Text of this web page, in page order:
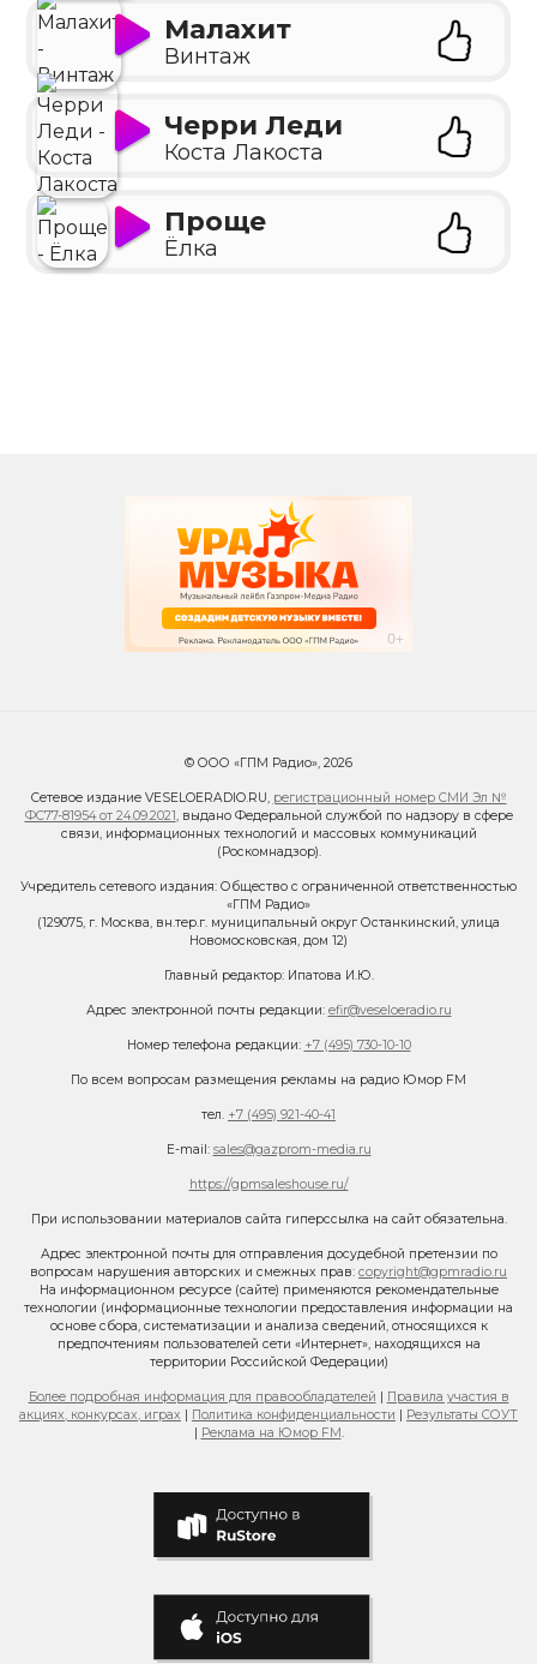
Малахит
Винтаж
Черри Леди
Коста Лакоста
Проще
Ёлка
© ООО «ГПМ Радио», 2026
Сетевое издание VESELOERADIO.RU, регистрационный номер СМИ Эл №
ФС77-81954 от 24.09.2021, выдано Федеральной службой по надзору в сфере
связи, информационных технологий и массовых коммуникаций
(Роскомнадзор).
Учредитель сетевого издания: Общество с ограниченной ответственностью
«ГПМ Радио»
(129075, г. Москва, вн.тер.г. муниципальный округ Останкинский, улица
Новомосковская, дом 12)
Главный редактор: Ипатова И.Ю.
Адрес электронной почты редакции: efir@veseloeradio.ru
Номер телефона редакции: +7 (495) 730-10-10
По всем вопросам размещения рекламы на радио Юмор FM
тел. +7 (495) 921-40-41
E-mail: sales@gazprom-media.ru
https://gpmsaleshouse.ru/
При использовании материалов сайта гиперссылка на сайт обязательна.
Адрес электронной почты для отправления досудебной претензии по
вопросам нарушения авторских и смежных прав: copyright@gpmradio.ru
На информационном ресурсе (сайте) применяются рекомендательные
технологии (информационные технологии предоставления информации на
основе сбора, систематизации и анализа сведений, относящихся к
предпочтениям пользователей сети «Интернет», находящихся на
территории Российской Федерации)
Более подробная информация для правообладателей | Правила участия в
акциях, конкурсах, играх | Политика конфиденциальности | Результаты СОУТ
| Реклама на Юмор FM.